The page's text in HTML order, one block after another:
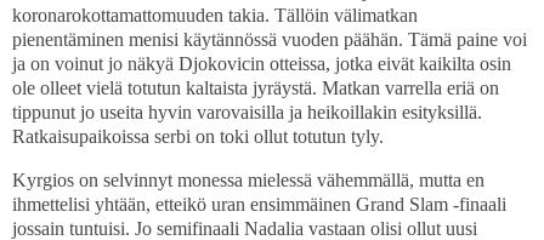
koronarokottamattomuuden takia. Tällöin välimatkan
pienentäminen menisi käytännössä vuoden päähän. Tämä paine voi
ja on voinut jo näkyä Djokovicin otteissa, jotka eivät kaikilta osin
ole olleet vielä totutun kaltaista jyräystä. Matkan varrella eriä on
tippunut jo useita hyvin varovaisilla ja heikoillakin esityksillä.
Ratkaisupaikoissa serbi on toki ollut totutun tyly.
Kyrgios on selvinnyt monessa mielessä vähemmällä, mutta en
ihmettelisi yhtään, etteikö uran ensimmäinen Grand Slam -finaali
jossain tuntuisi. Jo semifinaali Nadalia vastaan olisi ollut uusi